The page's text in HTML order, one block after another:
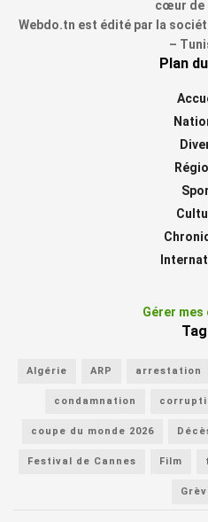
cœur de
Webdo.tn est édité par la
–
Plan
Gérer
Algérie ARP arrestation
condamnation
coupe du monde 2026
Festival de Cannes Film